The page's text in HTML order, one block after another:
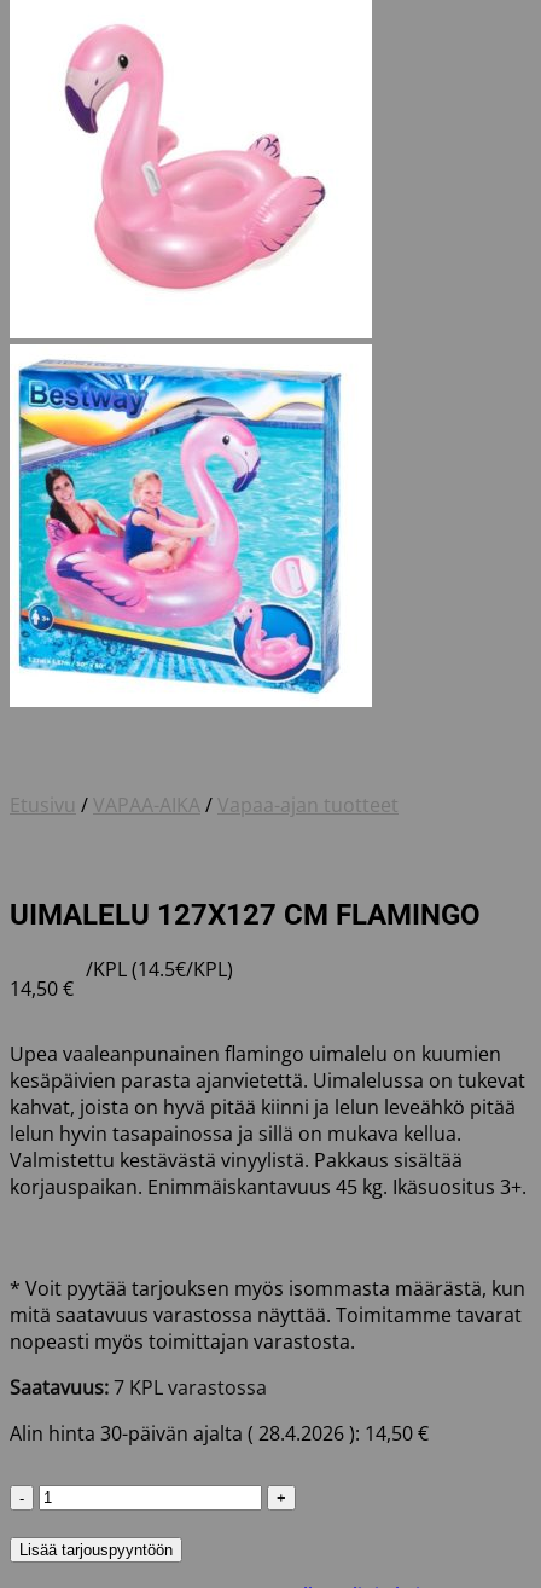
Etusivu / VAPAA-AIKA/ Vapaa-ajan tuotteet
UIMALELU 127X127 CM FLAMINGO
14,50€
/KPL (14.5€/KPL)
Upea vaaleanpunainen flamingo uimalelu on kuumien
kesäpäivien parasta ajanvietettä. Uimalelussa on tukevat
kahvat, joista on hyvä pitää kiinni ja lelun leveähkö pitää
lelun hyvin tasapainossa ja sillä on mukava kellua.
Valmistettu kestävästä vinyylistä. Pakkaus sisältää
korjauspaikan. Enimmäiskantavuus 45 kg. Ikäsuositus 3+.
* Voit pyytää tarjouksen myös isommasta määrästä, kun
mitä saatavuus varastossa näyttää. Toimitamme tavarat
nopeasti myös toimittajan varastosta.
Saatavuus:7 KPL varastossa
Alin hinta 30-päivän ajalta ( 28.4.2026): 14,50€
UIMALELU
CM
Lisää tarjouspyyntöön